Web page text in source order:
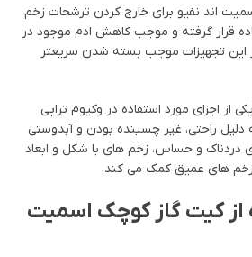
اند نفیو برای خارج کردن ترشحات زخم
قرار گرفته و موجب کاهش ادم موجود در
این تجهیزات موجب بسته شدن سریعتر
از اجزای مورد استفاده در وکیوم تراپی
راحتی، غیر چسبنده بودن و آبدوستی
دردناک و حساس، زخم های با شکل و ابعاد
زخم های عمیق کمک می کند.
از کیت گاز کوچک اسمیت